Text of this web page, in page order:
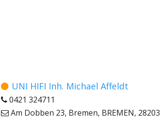
UNI HIFI Inh. Michael Affeldt
0421 324711
Am Dobben 23, Bremen, BREMEN, 28203